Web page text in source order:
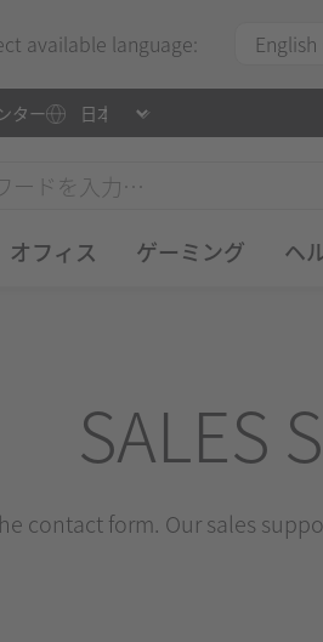
available language:
オフィス ゲーミング ヘ
ター
SALES
contact form. Our sales